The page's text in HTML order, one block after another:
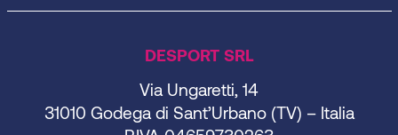
DESPORT SRL
Via Ungaretti, 14
31010 Godega di Sant’Urbano (TV) – Italia